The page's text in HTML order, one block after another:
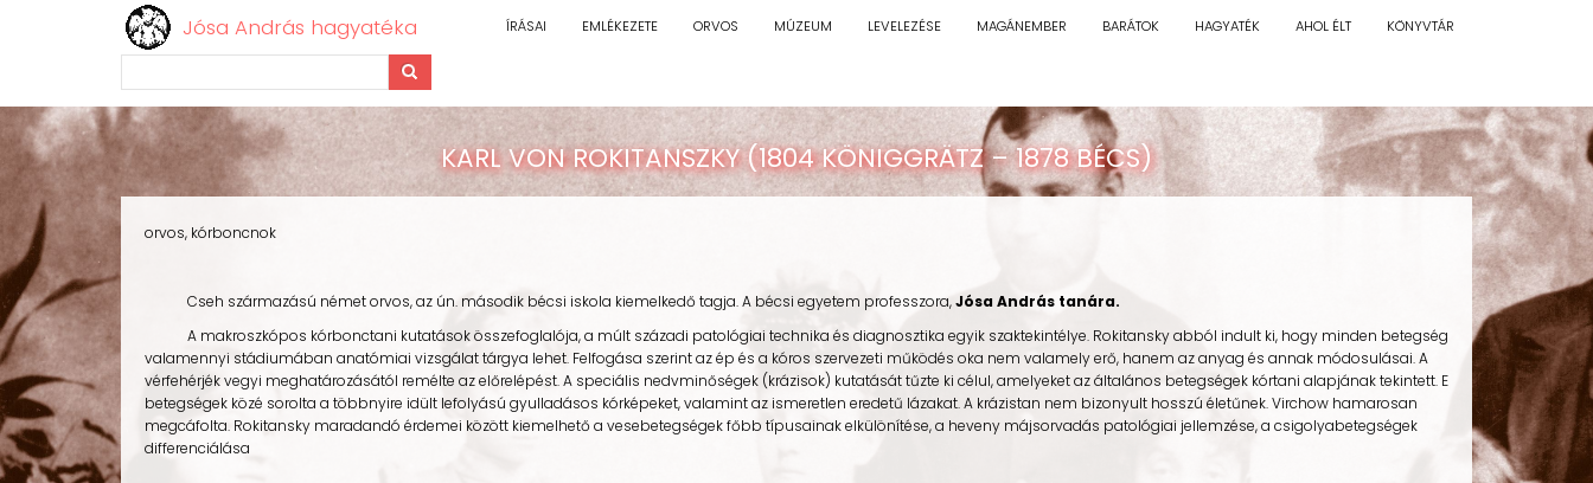
Ugrás
a
tartalomra
Jósa András hagyatéka ÍRÁSAI EMLÉKEZETE ORVOS MÚZEUM LEVELEZÉSE MAGÁNEMBER BARÁTOK HAGYATÉK AHOL ÉLT KÖNYVTÁR
KARL VON ROKITANSZKY (1804 KÖNIGGRÄTZ – 1878 BÉCS)
orvos, kórboncnok
Cseh származású német orvos, az ún. második bécsi iskola kiemelkedő tagja. A bécsi egyetem professzora,Jósa András tanára.
A makroszkópos kórbonctani kutatások összefoglalója, a múlt századi patológiai technika és diagnosztika egyik szaktekintélye. Rokitansky abból indult ki, hogy minden betegség
valamennyi stádiumában anatómiai vizsgálat tárgya lehet. Felfogása szerint az ép és a kóros szervezeti működés oka nem valamely erő, hanem az anyag és annak módosulásai. A
vérfehérjék vegyi meghatározásától remélte az előrelépést. A speciális nedvminőségek (krázisok) kutatását tűzte ki célul, amelyeket az általános betegségek kórtani alapjának tekintett. E
betegségek közé sorolta a többnyire idült lefolyású gyulladásos kórképeket, valamint az ismeretlen eredetű lázakat. A krázistan nem bizonyult hosszú életűnek. Virchow hamarosan
megcáfolta. Rokitansky maradandó érdemei között kiemelhető a vesebetegségek főbb típusainak elkülönítése, a heveny májsorvadás patológiai jellemzése, a csigolyabetegségek
differenciálása